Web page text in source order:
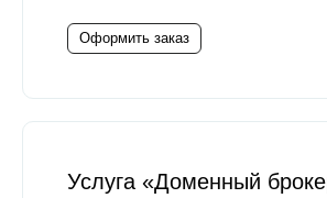
Оформить заказ
Услуга «Доменный